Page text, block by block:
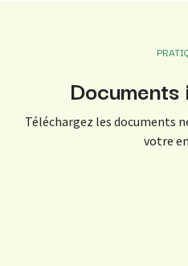
Téléchargez les documents
votre